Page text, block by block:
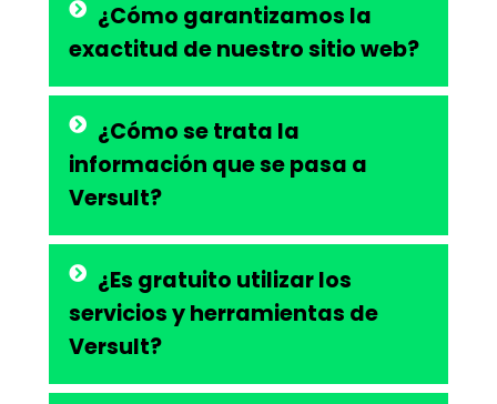
¿Cómo garantizamos la
exactitud de nuestro sitio web?
¿Cómo se trata la
información que se pasa a
Versult?
¿Es gratuito utilizar los
servicios y herramientas de
Versult?